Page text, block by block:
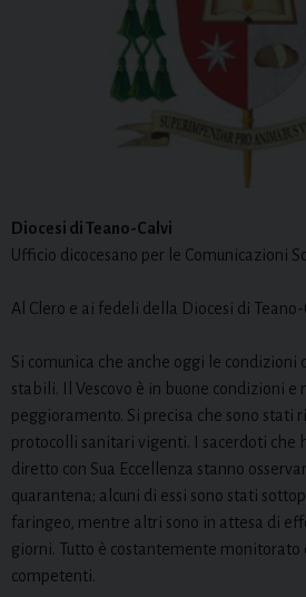
Diocesi di Teano-Calvi
Ufficio dicocesano per le Comunicazioni
Al Clero e ai fedeli della Diocesi di Teano-
Si comunica che anche oggi le condizioni
stabili. Il Vescovo è in buone condizioni e
peggioramento. Si precisa che sono stati
protocolli sanitari vigenti. I sacerdoti che
diretto con Sua Eccellenza stanno
quarantena; alcuni di essi sono stati
faringeo, mentre altri sono in attesa di
giorni. Tutto è costantemente
competenti.